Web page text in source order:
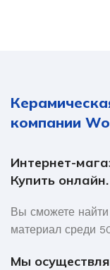
компании
Интернет-
Купить
Вы сможете
материал среди
Мы